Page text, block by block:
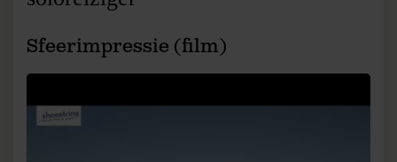
Sfeerimpressie (film)